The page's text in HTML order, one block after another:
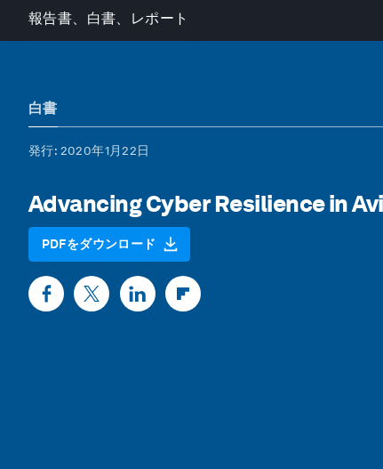
報告書、白書、レポート
白書
発行: 2020年1月22日
Advancing Cyber Resilience in
PDFをダウンロード